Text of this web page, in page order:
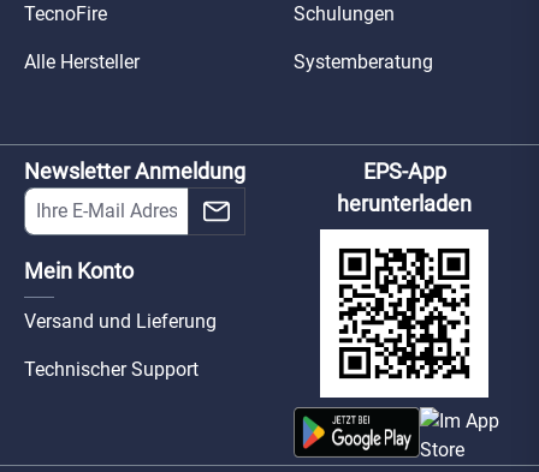
TecnoFire
Alle Hersteller
Schulungen
Systemberatung
Newsletter Anmeldung
Mein Konto
Versand und Lieferung
Technischer Support
EPS-App
herunterladen